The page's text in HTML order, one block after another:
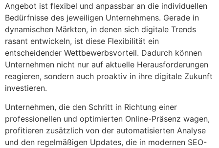
Angebot ist flexibel und anpassbar an die individuellen
Bedürfnisse des jeweiligen Unternehmens. Gerade in
dynamischen Märkten, in denen sich digitale Trends
rasant entwickeln, ist diese Flexibilität ein
entscheidender Wettbewerbsvorteil. Dadurch können
Unternehmen nicht nur auf aktuelle Herausforderungen
reagieren, sondern auch proaktiv in ihre digitale Zukunft
investieren.
Unternehmen, die den Schritt in Richtung einer
professionellen und optimierten Online-Präsenz wagen,
profitieren zusätzlich von der automatisierten Analyse
und den regelmäßigen Updates, die in modernen SEO-